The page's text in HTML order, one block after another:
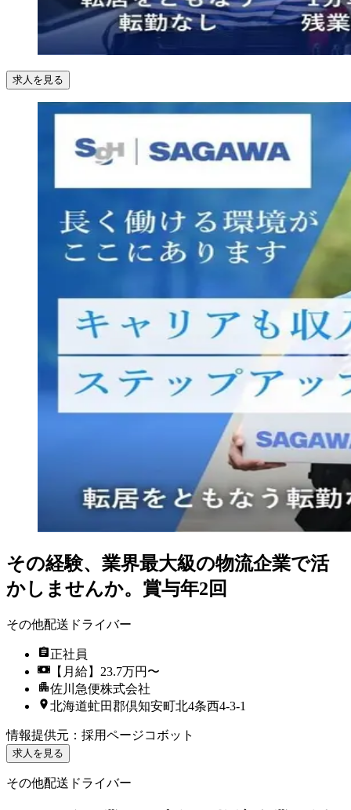
求人を見る
その経験、業界最大級の物流企業で活
かしませんか。賞与年2回
その他配送ドライバー
正社員
【月給】23.7万円〜
佐川急便株式会社
北海道虻田郡倶知安町北4条西4-3-1
情報提供元 ： 採用ページコボット
求人を見る
その他配送ドライバー